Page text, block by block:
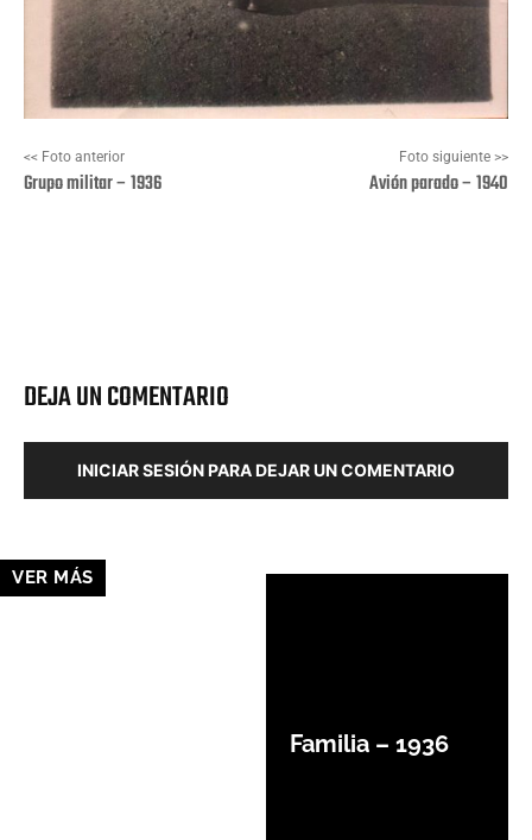
<< Foto anterior
Grupo militar – 1936
Foto siguiente >>
Avión parado – 1940
DEJA UN COMENTARIO
INICIAR SESIÓN PARA DEJAR UN COMENTARIO
VER MÁS
Familia – 1936